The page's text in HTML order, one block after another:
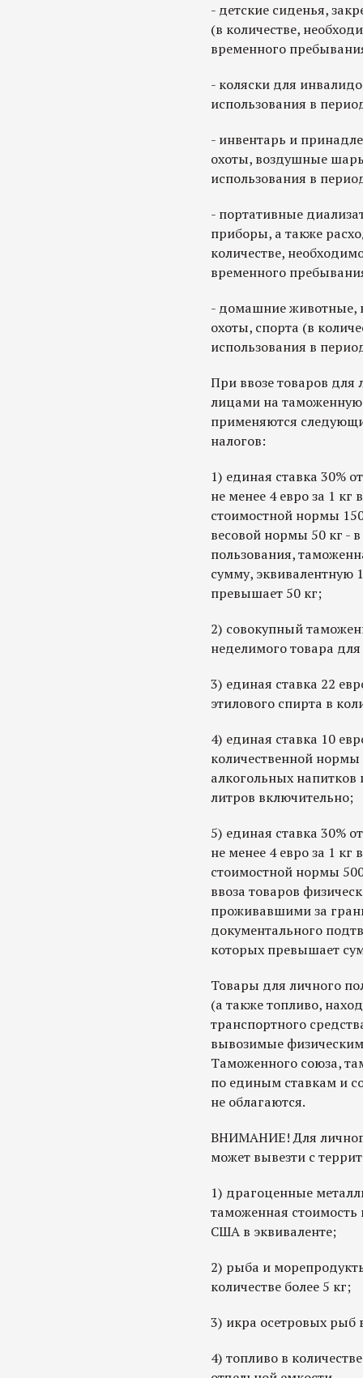
- детские сиденья,
(в количестве,
временного
- коляски для
использования в
- инвентарь и
охоты, воздушные
использования в
- портативные
приборы, а также
количестве,
временного
- домашние животные,
охоты, спорта (в
использования в
При ввозе товаров для
лицами на
применяются
налогов:
1) единая ставка 30%
не менее 4 евро за 1
стоимостной нормы
весовой нормы 50 кг -
пользования,
сумму, эквивалентную
превышает 50 кг;
2) совокупный
неделимого товара
3) единая ставка 22
этилового спирта в
4) единая ставка 10
количественной нормы
алкогольных напитков
литров включительно;
5) единая ставка 30%
не менее 4 евро за 1
стоимостной нормы
ввоза товаров
проживавшими за
документального
которых превышает
Товары для личного
(а также топливо,
транспортного
вывозимые
Таможенного союза,
по единым ставкам и
не облагаются.
ВНИМАНИЕ! Для
может вывезти с
1) драгоценные
таможенная
США в эквиваленте;
2) рыба и
количестве более 5 кг;
3) икра осетровых рыб
4) топливо в